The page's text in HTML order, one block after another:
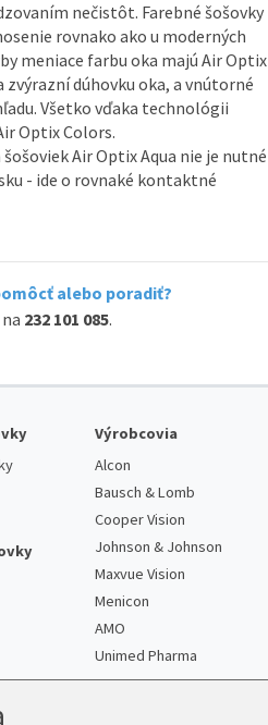
nečistôt. Farebné šošovky
rovnako ako u moderných
meniace farbu oka majú Air Optix
dúhovku oka, a vnútorné
Všetko vďaka technológii
Optix Colors.
Air Optix Aqua nie je nutné
- ide o rovnaké kontaktné
alebo poradiť?
232 101 085.
Výrobcovia
Alcon
Bausch & Lomb
Cooper Vision
Johnson & Johnson
Maxvue Vision
Menicon
AMO
Unimed Pharma